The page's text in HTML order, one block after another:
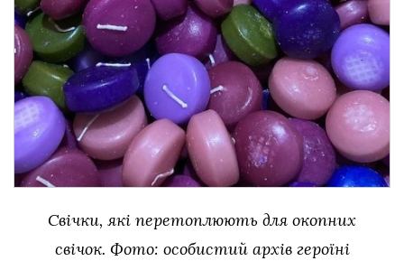
Свічки, які перетоплюють для окопних
свічок. Фото: особистий архів героїні